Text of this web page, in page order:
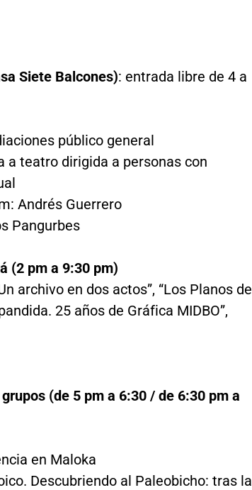
Siete Balcones): entrada libre de 4 a
público general
a teatro dirigida a personas con
Andrés Guerrero
Pangurbes
(2 pm a 9:30 pm)
archivo en dos actos”, “Los Planos
25 años de Gráfica MIDBO”,
(de 5 pm a 6:30 / de 6:30 pm a
en Maloka
Descubriendo al Paleobicho: tras